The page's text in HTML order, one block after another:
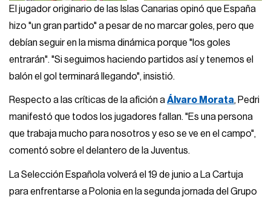
El jugador originario de las Islas Canarias opinó que España
hizo "un gran partido" a pesar de no marcar goles, pero que
debían seguir en la misma dinámica porque "los goles
entrarán". "Si seguimos haciendo partidos así y tenemos el
balón el gol terminará llegando", insistió.
Respecto a las críticas de la afición aÁlvaro Morata, Pedri
manifestó que todos los jugadores fallan. "Es una persona
que trabaja mucho para nosotros y eso se ve en el campo",
comentó sobre el delantero de la Juventus.
La Selección Española volverá el 19 de junio a La Cartuja
para enfrentarse a Polonia en la segunda jornada del Grupo